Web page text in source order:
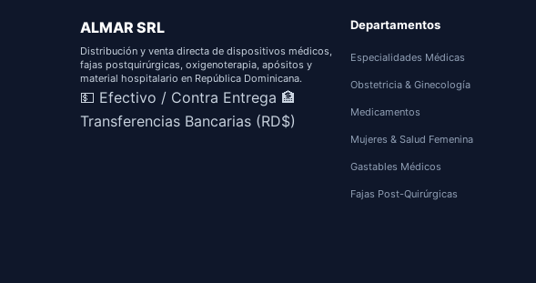
ALMAR SRL
Distribución y venta directa de dispositivos médicos,
fajas postquirúrgicas, oxigenoterapia, apósitos y
material hospitalario en República Dominicana.
💵 Efectivo / Contra Entrega 🏦
Transferencias Bancarias (RD$)
Departamentos
Especialidades Médicas
Obstetricia & Ginecología
Medicamentos
Mujeres & Salud Femenina
Gastables Médicos
Fajas Post-Quirúrgicas